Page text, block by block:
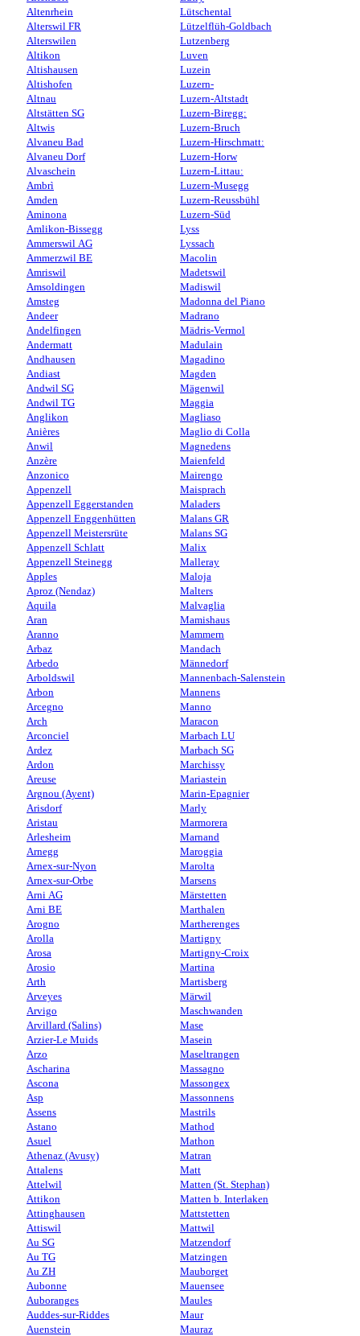
Altenrhein
Alterswil FR
Alterswilen
Altikon
Altishausen
Altishofen
Altnau
Altstätten SG
Altwis
Alvaneu Bad
Alvaneu Dorf
Alvaschein
Ambrì
Amden
Aminona
Amlikon-Bissegg
Ammerswil AG
Ammerzwil BE
Amriswil
Amsoldingen
Amsteg
Andeer
Andelfingen
Andermatt
Andhausen
Andiast
Andwil SG
Andwil TG
Anglikon
Anières
Anwil
Anzère
Anzonico
Appenzell
Appenzell Eggerstanden
Appenzell Enggenhütten
Appenzell Meistersrüte
Appenzell Schlatt
Appenzell Steinegg
Apples
Aproz (Nendaz)
Aquila
Aran
Aranno
Arbaz
Arbedo
Arboldswil
Arbon
Arcegno
Arch
Arconciel
Ardez
Ardon
Areuse
Argnou (Ayent)
Arisdorf
Aristau
Arlesheim
Arnegg
Arnex-sur-Nyon
Arnex-sur-Orbe
Arni AG
Arni BE
Arogno
Arolla
Arosa
Arosio
Arth
Arveyes
Arvigo
Arvillard (Salins)
Arzier-Le Muids
Arzo
Ascharina
Ascona
Asp
Assens
Astano
Asuel
Athenaz (Avusy)
Attalens
Attelwil
Attikon
Attinghausen
Attiswil
Au SG
Au TG
Au ZH
Aubonne
Auboranges
Auddes-sur-Riddes
Auenstein
Lütschental
Lützelflüh-Goldbach
Lutzenberg
Luven
Luzein
Luzern-
Luzern-Altstadt
Luzern-Biregg:
Luzern-Bruch
Luzern-Hirschmatt:
Luzern-Horw
Luzern-Littau:
Luzern-Musegg
Luzern-Reussbühl
Luzern-Süd
Lyss
Lyssach
Macolin
Madetswil
Madiswil
Madonna del Piano
Madrano
Mädris-Vermol
Madulain
Magadino
Magden
Mägenwil
Maggia
Magliaso
Maglio di Colla
Magnedens
Maienfeld
Mairengo
Maisprach
Maladers
Malans GR
Malans SG
Malix
Malleray
Maloja
Malters
Malvaglia
Mamishaus
Mammern
Mandach
Männedorf
Mannenbach-Salenstein
Mannens
Manno
Maracon
Marbach LU
Marbach SG
Marchissy
Mariastein
Marin-Epagnier
Marly
Marmorera
Marnand
Maroggia
Marolta
Marsens
Märstetten
Marthalen
Martherenges
Martigny
Martigny-Croix
Martina
Martisberg
Märwil
Maschwanden
Mase
Masein
Maseltrangen
Massagno
Massongex
Massonnens
Mastrils
Mathod
Mathon
Matran
Matt
Matten (St. Stephan)
Matten b. Interlaken
Mattstetten
Mattwil
Matzendorf
Matzingen
Mauborget
Mauensee
Maules
Maur
Mauraz